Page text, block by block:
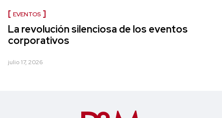
EVENTOS
La revolución silenciosa de los eventos
corporativos
julio 17, 2026